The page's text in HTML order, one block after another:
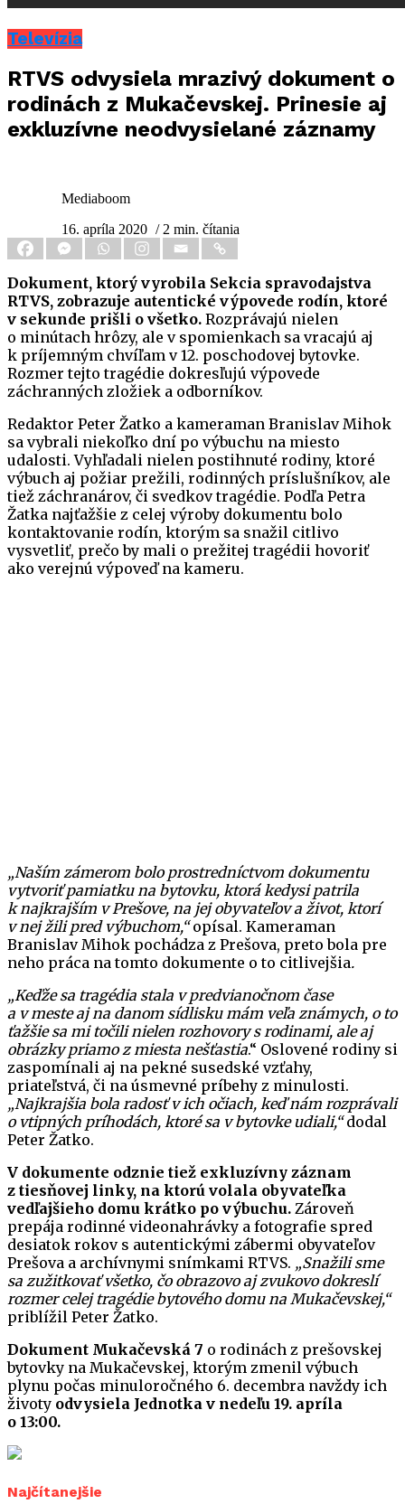
Televízia
RTVS odvysiela mrazivý dokument o
rodinách z Mukačevskej. Prinesie aj
exkluzívne neodvysielané záznamy
Mediaboom
16. apríla 2020 / 2 min. čítania
Dokument, ktorý vyrobila Sekcia spravodajstva
RTVS, zobrazuje autentické výpovede rodín, ktoré
v sekunde prišli o všetko. Rozprávajú nielen
o minútach hrôzy, ale v spomienkach sa vracajú aj
k príjemným chvíľam v 12. poschodovej bytovke.
Rozmer tejto tragédie dokresľujú výpovede
záchranných zložiek a odborníkov.
Redaktor Peter Žatko a kameraman Branislav Mihok
sa vybrali niekoľko dní po výbuchu na miesto
udalosti. Vyhľadali nielen postihnuté rodiny, ktoré
výbuch aj požiar prežili, rodinných príslušníkov, ale
tiež záchranárov, či svedkov tragédie. Podľa Petra
Žatka najťažšie z celej výroby dokumentu bolo
kontaktovanie rodín, ktorým sa snažil citlivo
vysvetliť, prečo by mali o prežitej tragédii hovoriť
ako verejnú výpoveď na kameru.
„Naším zámerom bolo prostredníctvom dokumentu
vytvoriť pamiatku na bytovku, ktorá kedysi patrila
k najkrajším v Prešove, na jej obyvateľov a život, ktorí
v nej žili pred výbuchom,“opísal. Kameraman
Branislav Mihok pochádza z Prešova, preto bola pre
neho práca na tomto dokumente o to citlivejšia.
„Keďže sa tragédia stala v predvianočnom čase
a v meste aj na danom sídlisku mám veľa známych, o to
ťažšie sa mi točili nielen rozhovory s rodinami, ale aj
obrázky priamo z miesta nešťastia.“ Oslovené rodiny si
zaspomínali aj na pekné susedské vzťahy,
priateľstvá, či na úsmevné príbehy z minulosti.
„Najkrajšia bola radosť v ich očiach, keď nám rozprávali
o vtipných príhodách, ktoré sa v bytovke udiali,“dodal
Peter Žatko.
V dokumente odznie tiež exkluzívny záznam
z tiesňovej linky, na ktorú volala obyvateľka
vedľajšieho domu krátko po výbuchu. Zároveň
prepája rodinné videonahrávky a fotografie spred
desiatok rokov s autentickými zábermi obyvateľov
Prešova a archívnymi snímkami RTVS. „Snažili sme
sa zužitkovať všetko, čo obrazovo aj zvukovo dokreslí
rozmer celej tragédie bytového domu na Mukačevskej,“
priblížil Peter Žatko.
Dokument Mukačevská 7 o rodinách z prešovskej
bytovky na Mukačevskej, ktorým zmenil výbuch
plynu počas minuloročného 6. decembra navždy ich
životy odvysiela Jednotka v nedeľu 19. apríla
o 13:00.
Najčítanejšie